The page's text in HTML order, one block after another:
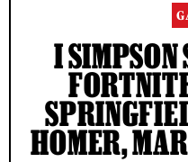
I SIMPSON
HOMER,